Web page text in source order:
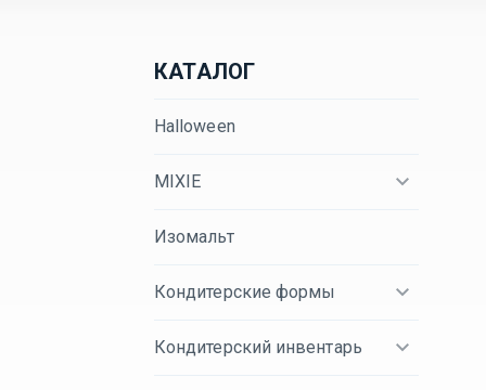
КАТАЛОГ
Halloween
MIXIE
Изомальт
Кондитерские формы
Кондитерский инвентарь